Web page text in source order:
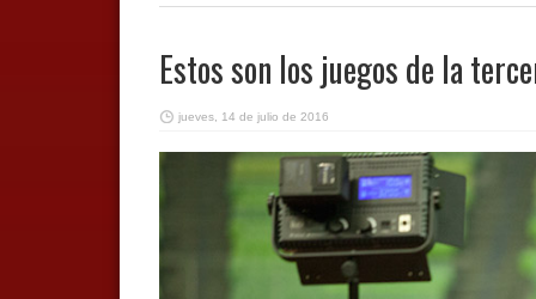
Estos son los juegos de la
jueves, 14 de julio de 2016